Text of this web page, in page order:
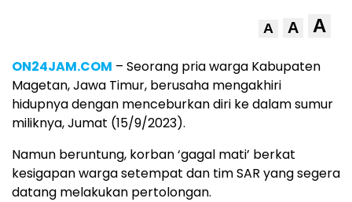
A A A
ON24JAM.COM – Seorang pria warga Kabupaten
Magetan, Jawa Timur, berusaha mengakhiri
hidupnya dengan menceburkan diri ke dalam sumur
miliknya, Jumat (15/9/2023).
Namun beruntung, korban ‘gagal mati’ berkat
kesigapan warga setempat dan tim SAR yang segera
datang melakukan pertolongan.